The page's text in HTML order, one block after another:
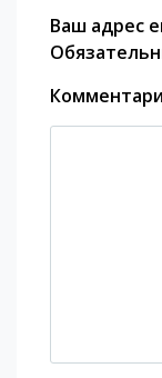
Ваш адрес